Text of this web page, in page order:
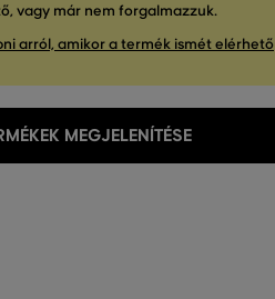
vagy már nem forgalmazzuk.
arról, amikor a termék ismét elérhető
MEGJELENÍTÉSE